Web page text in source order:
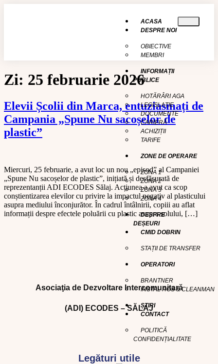
ACASA
DESPRE NOI
OBIECTIVE
MEMBRI
INFORMAȚII
PUBLICE
HOTĂRÂRI AGA
LEGISLAȚIE
DOCUMENTE
CARIERĂ
ACHIZIȚII
TARIFE
ZONE DE OPERARE
ZONA 1
ZONA 2
ZONA 3
ZONA 4
DESPRE
DEȘEURI
CMID DOBRIN
STAȚII DE TRANSFER
OPERATORI
BRANTNER
INSTAL ROS & CLEANMAN
ȘTIRI
CONTACT
POLITICĂ
CONFIDENȚIALITATE
Zi: 25 februarie 2026
Elevii Școlii din Marca, entuziasmați de
Campania „Spune Nu sacoșelor de
plastic”
Miercuri, 25 februarie, a avut loc un nou „episod” al Campaniei
„Spune Nu sacoșelor de plastic”, inițiată și desfășurată de
reprezentanții ADI ECODES Sălaj. Acțiunea a avut ca scop
conștientizarea elevilor cu privire la impactul negativ al plasticului
asupra mediului înconjurător. În cadrul întâlnirii, copiii au aflat
informații despre efectele poluării cu plastic asupra solului, […]
Asociaţia de Dezvoltare Intercomunitară
(ADI) ECODES – SĂLAJ
Legături utile